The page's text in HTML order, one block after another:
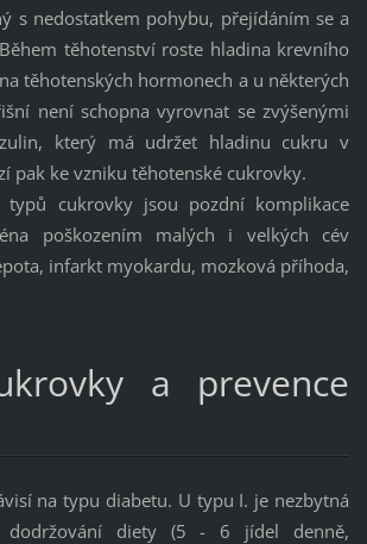
s nedostatkem pohybu, přejídáním se a
těhotenství roste hladina krevního
těhotenských hormonech a u některých
není schopna vyrovnat se zvýšenými
který má udržet hladinu cukru v
pak ke vzniku těhotenské cukrovky.
typů cukrovky jsou pozdní komplikace
poškozením malých i velkých cév
infarkt myokardu, mozková příhoda,
a prevence
na typu diabetu. U typu I. je nezbytná
dodržování diety (5 - 6 jídel denně,